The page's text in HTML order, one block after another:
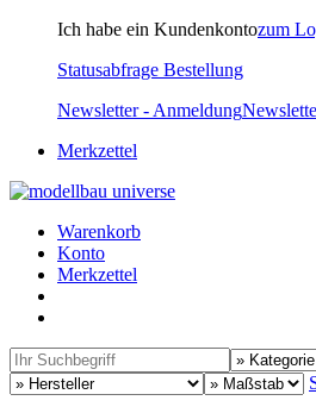
Ich habe ein Kundenkontozum
Statusabfrage Bestellung
Newsletter - Anmeldung
Merkzettel
Warenkorb
Konto
Merkzettel